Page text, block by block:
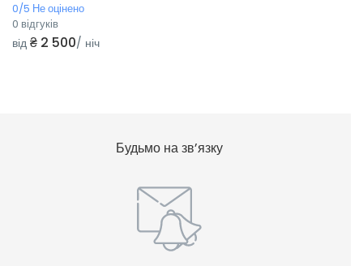
0/5 Не оцінено
0 відгуків
від ₴ 2 500/ ніч
Будьмо на зв’язку